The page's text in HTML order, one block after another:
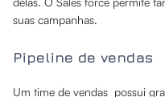
suas campanhas.
Pipeline de vendas
Um time de vendas possui